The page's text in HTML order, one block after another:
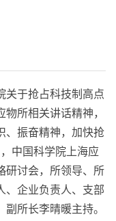
关于抢占科技制高点
所相关讲话精神，
、振奋精神，加快抢
中国科学院上海应
研讨会，所领导、所
、企业负责人、支部
所长李晴暖主持。